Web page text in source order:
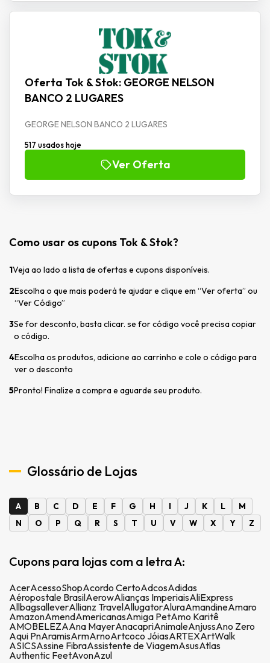
Oferta Tok & Stok: GEORGE NELSON
BANCO 2 LUGARES
GEORGE NELSON BANCO 2 LUGARES
517 usados hoje
Ver Oferta
Como usar os cupons Tok & Stok?
1Veja ao lado a lista de ofertas e cupons disponíveis.
2Escolha o que mais poderá te ajudar e clique em “Ver oferta” ou
“Ver Código”
3Se for desconto, basta clicar. se for código você precisa copiar
o código.
4Escolha os produtos, adicione ao carrinho e cole o código para
ver o desconto
5Pronto! Finalize a compra e aguarde seu produto.
Glossário de Lojas
A B C D E F G H I J K L
M
N
O P Q R S T U V W X Y Z
Cupons para lojas com a letra A:
AcerAcessoShopAcordo CertoAdcosAdidas
Aéropostale BrasilAerowAlianças ImperiaisAliExpress
AllbagsalleverAllianz TravelAllugatorAluraAmandineAmaro
AmazonAmendAmericanasAmiga PetAmo Karitê
AMOBELEZAAna MayerAnacapriAnimaleAnjussAno Zero
Aqui PnAramisArmArnoArtcoco JóiasARTEXArtWalk
ASICSAssine FibraAssistente de ViagemAsusAtlas
Authentic FeetAvonAzul